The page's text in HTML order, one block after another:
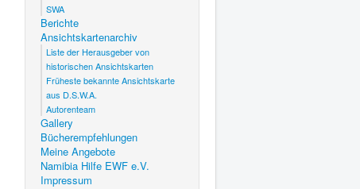
SWA
Berichte
Ansichtskartenarchiv
Liste der Herausgeber von
historischen Ansichtskarten
Früheste bekannte Ansichtskarte
aus D.S.W.A.
Autorenteam
Gallery
Bücherempfehlungen
Meine Angebote
Namibia Hilfe EWF e.V.
Impressum